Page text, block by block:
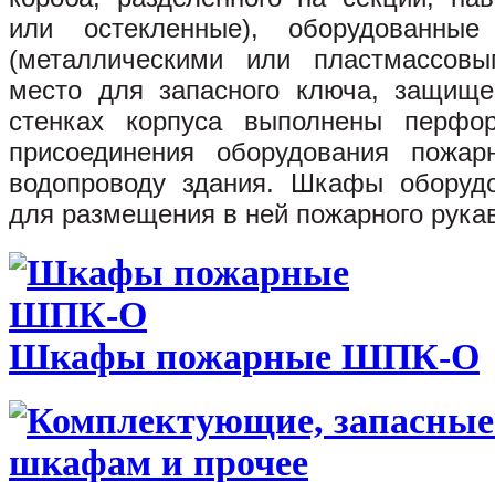
или остекленные),
(металлическими или
место для запасного ключа,
стенках корпуса выполнены
присоединения оборудования
водопроводу здания. Шкафы
для размещения в ней пожарного
Шкафы пожарные ШПК-О